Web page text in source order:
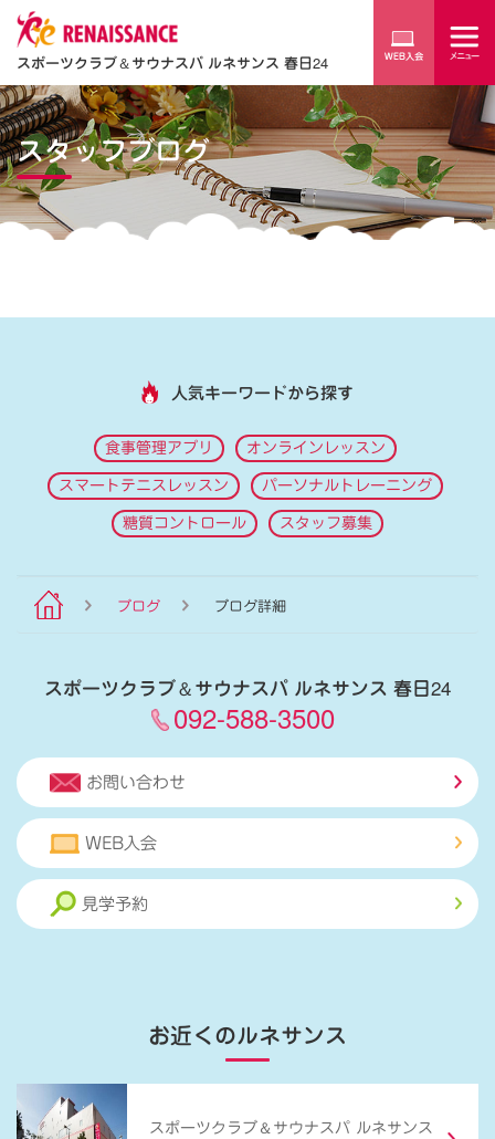
スポーツクラブ＆サウナスパ ルネサンス 春日24
スタッフブログ
人気キーワードから探す
食事管理アプリ オンラインレッスン
スマートテニスレッスン パーソナルトレーニング
糖質コントロール スタッフ募集
ブログ ブログ詳細
スポーツクラブ＆サウナスパ ルネサンス 春日24
092-588-3500
お問い合わせ
WEB入会
見学予約
お近くのルネサンス
スポーツクラブ ＆ サウナスパ ルネサンス